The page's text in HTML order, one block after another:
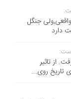
جنگل
دارد
از تاثیر
تاریخ روی...